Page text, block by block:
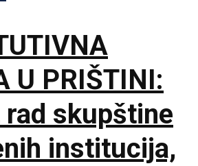
U PRIŠTINI:
skupštine
institucija,